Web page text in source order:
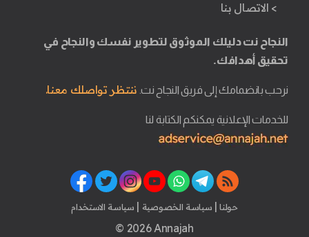
> الاتصال بنا
النجاح نت دليلك الموثوق لتطوير نفسك والنجاح في
تحقيق أهدافك.
نرحب بانضمامك إلى فريق النجاح نت. ننتظر تواصلك معنا.
للخدمات الإعلانية يمكنكم الكتابة لنا
حولنا | سياسة الخصوصية | سياسة الاستخدام
© 2026 Annajah